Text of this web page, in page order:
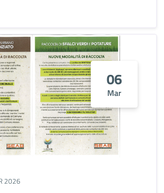
06
Mar
2026